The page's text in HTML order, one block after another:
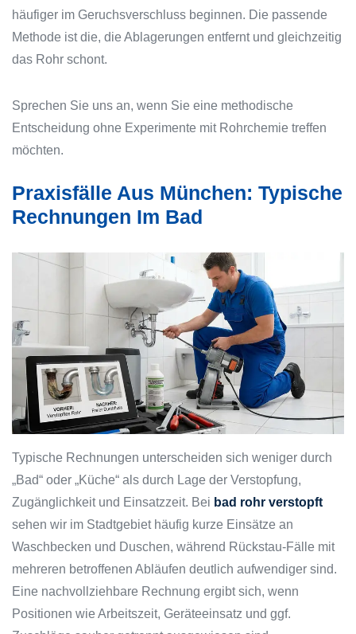
häufiger im Geruchsverschluss beginnen. Die passende
Methode ist die, die Ablagerungen entfernt und gleichzeitig
das Rohr schont.
Sprechen Sie uns an, wenn Sie eine methodische
Entscheidung ohne Experimente mit Rohrchemie treffen
möchten.
Praxisfälle Aus München: Typische
Rechnungen Im Bad
Typische Rechnungen unterscheiden sich weniger durch
„Bad“ oder „Küche“ als durch Lage der Verstopfung,
Zugänglichkeit und Einsatzzeit. Bei bad rohr verstopft
sehen wir im Stadtgebiet häufig kurze Einsätze an
Waschbecken und Duschen, während Rückstau-Fälle mit
mehreren betroffenen Abläufen deutlich aufwendiger sind.
Eine nachvollziehbare Rechnung ergibt sich, wenn
Positionen wie Arbeitszeit, Geräteeinsatz und ggf.